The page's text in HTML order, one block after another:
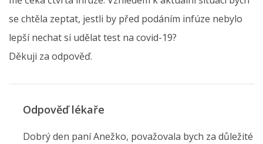
se chtěla zeptat, jestli by před podáním infúze nebylo
lepší nechat si udělat test na covid-19?
Děkuji za odpověď.
Odpověď lékaře
Dobrý den paní Anežko, považovala bych za důležité